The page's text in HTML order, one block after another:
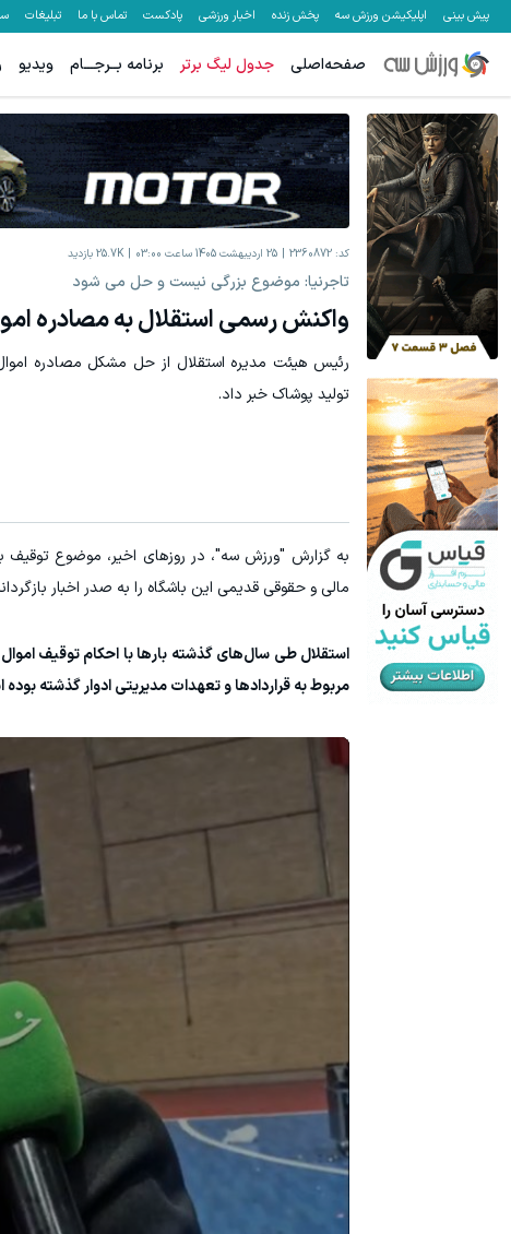
پیش بینی اپلیکیشن ورزش سه پخش زنده اخبار ورزشی پادکست تماس با ما تبلیغات
صفحه‌اصلی جدول لیگ برتر برنامه بــرجـــام ویدیو
کد: 2360872 25 اردیبهشت 1405 ساعت 03:00 25.7K بازدید
تاجرنیا: موضوع بزرگی نیست و حل می شود
واکنش رسمی استقلال به مصادره
رئیس هیئت مدیره استقلال از حل مشکل مصادره
تولید پوشاک خبر داد.
به گزارش "ورزش سه"، در روزهای اخیر، موضوع توقیف
مالی و حقوقی قدیمی این باشگاه را به صدر اخبار
استقلال طی سال‌های گذشته بارها با احکام توقیف
مربوط به قراردادها و تعهدات مدیریتی ادوار گذشته